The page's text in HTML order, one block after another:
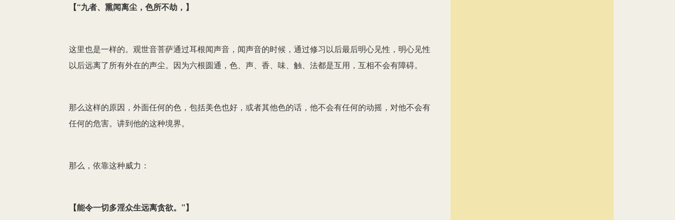
【“九者、熏闻离尘，色所不劫，】
这里也是一样的。观世音菩萨通过耳根闻声音，闻声音的时候，通过修习以后最后明心见性，明心见性
以后远离了所有外在的声尘。因为六根圆通，色、声、香、味、触、法都是互用，互相不会有障碍。
那么这样的原因，外面任何的色，包括美色也好，或者其他色的话，他不会有任何的动摇，对他不会有
任何的危害。讲到他的这种境界。
那么，依靠这种威力：
【能令一切多淫众生远离贪欲。”】